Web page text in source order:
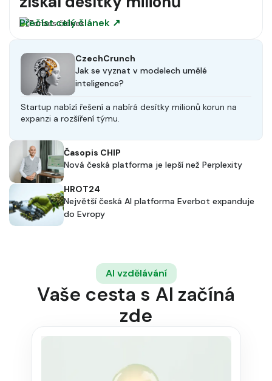
Přečíst celý článek ↗
CzechCrunch
Jak se vyznat v modelech umělé
inteligence?
Startup nabízí řešení a nabírá desítky milionů korun na
expanzi a rozšíření týmu.
Časopis CHIP
Nová česká platforma je lepší než Perplexity
HROT24
Největší česká AI platforma Everbot expanduje
do Evropy
AI vzdělávání
Vaše cesta s AI začíná
zde